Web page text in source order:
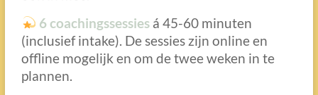
6 coachingssessies á 45-60 minuten
(inclusief intake). De sessies zijn online en
offline mogelijk en om de twee weken in te
plannen.